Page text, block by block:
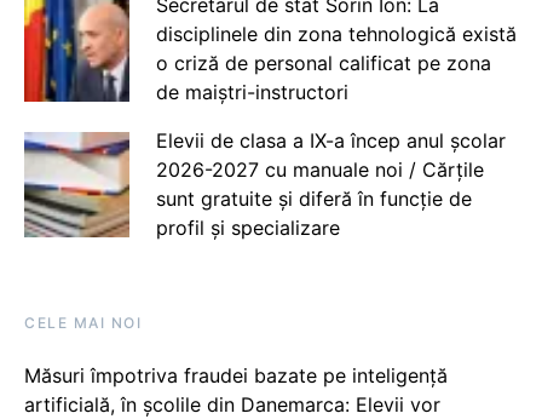
disciplinele din zona tehnologică există
o criză de personal calificat pe zona
de maiștri-instructori
Elevii de clasa a IX-a încep anul școlar
2026-2027 cu manuale noi / Cărțile
sunt gratuite și diferă în funcție de
profil și specializare
CELE MAI NOI
Măsuri împotriva fraudei bazate pe inteligență
artificială, în școlile din Danemarca: Elevii vor